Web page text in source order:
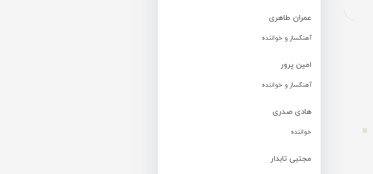
عمران طاهری
آهنگساز و خواننده
امین پرور
آهنگساز و خواننده
هادی صدری
خواننده
مجتبی تابدار